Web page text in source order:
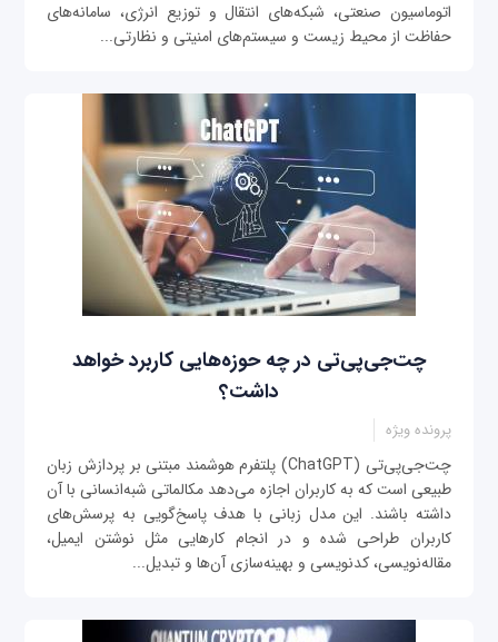
اتوماسیون صنعتی، شبکه‌های انتقال و توزیع انرژی، سامانه‌های
حفاظت از محیط زیست و سیستم‌های امنیتی و نظارتی...
چت‌جی‌پی‌تی در چه حوزه‌هایی کاربرد خواهد
داشت؟
پرونده ویژه
چت‌جی‌پی‌تی (ChatGPT) پلتفرم هوشمند مبتنی بر پردازش زبان
طبیعی است که به کاربران اجازه می‌دهد مکالماتی شبه‌انسانی با آن
داشته باشند. این مدل زبانی با هدف پاسخ‌گویی به پرسش‌های
کاربران طراحی شده و در انجام کارهایی مثل نوشتن ایمیل،
مقاله‌نویسی، کدنویسی و بهینه‌سازی آن‌ها و تبدیل...